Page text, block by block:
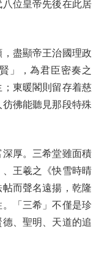
位皇帝先後在此居
盡顯帝王治國理政
」，為君臣密奏之
東暖閣則留存着慈
彿能聽見那段特殊
厚。三希堂雖面積
王羲之《快雪時晴
而聲名遠揚，乾隆
「三希」不僅是珍
、聖明、天道的追